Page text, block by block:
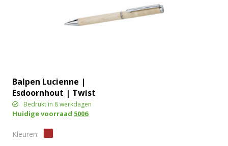
Balpen Lucienne |
Esdoornhout | Twist
Bedrukt in 8 werkdagen
Huidige voorraad 5006